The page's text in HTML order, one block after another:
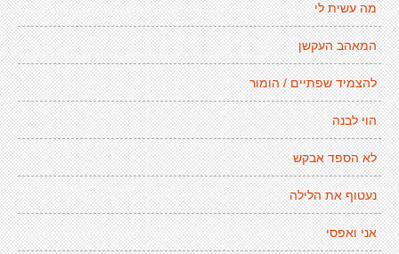
מה עשית לי
המאהב העקשן
להצמיד שפתיים / הומור
הוי לבנה
לא הספד אבקש
נעטוף את הלילה
אני ואפסי